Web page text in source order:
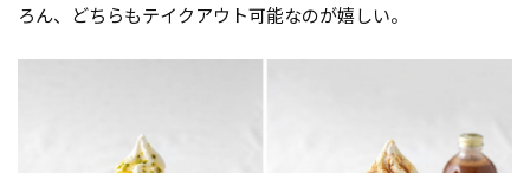
ろん、どちらもテイクアウト可能なのが嬉しい。